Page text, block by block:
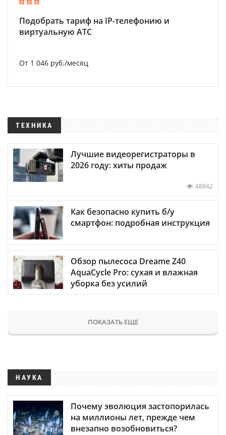
Подобрать тариф на IP-телефонию и
виртуальную АТС
От 1 046 руб./месяц
ТЕХНИКА
Лучшие видеорегистраторы в
2026 году: хиты продаж
48842
Как безопасно купить б/у
смартфон: подробная инструкция
Обзор пылесоса Dreame Z40
AquaCycle Pro: сухая и влажная
уборка без усилий
ПОКАЗАТЬ ЕЩЕ
НАУКА
Почему эволюция застопорилась
на миллионы лет, прежде чем
внезапно возобновиться?